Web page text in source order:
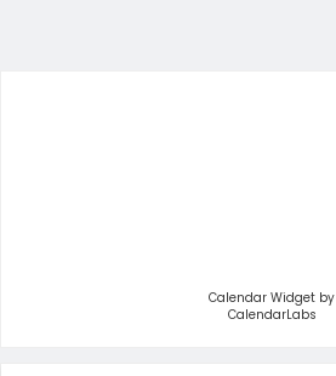
Calendar Widget by
CalendarLabs